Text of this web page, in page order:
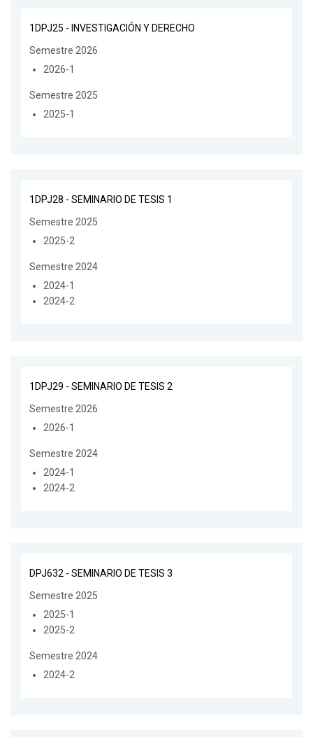
1DPJ25 - INVESTIGACIÓN Y DERECHO
Semestre 2026
2026-1
Semestre 2025
2025-1
1DPJ28 - SEMINARIO DE TESIS 1
Semestre 2025
2025-2
Semestre 2024
2024-1
2024-2
1DPJ29 - SEMINARIO DE TESIS 2
Semestre 2026
2026-1
Semestre 2024
2024-1
2024-2
DPJ632 - SEMINARIO DE TESIS 3
Semestre 2025
2025-1
2025-2
Semestre 2024
2024-2